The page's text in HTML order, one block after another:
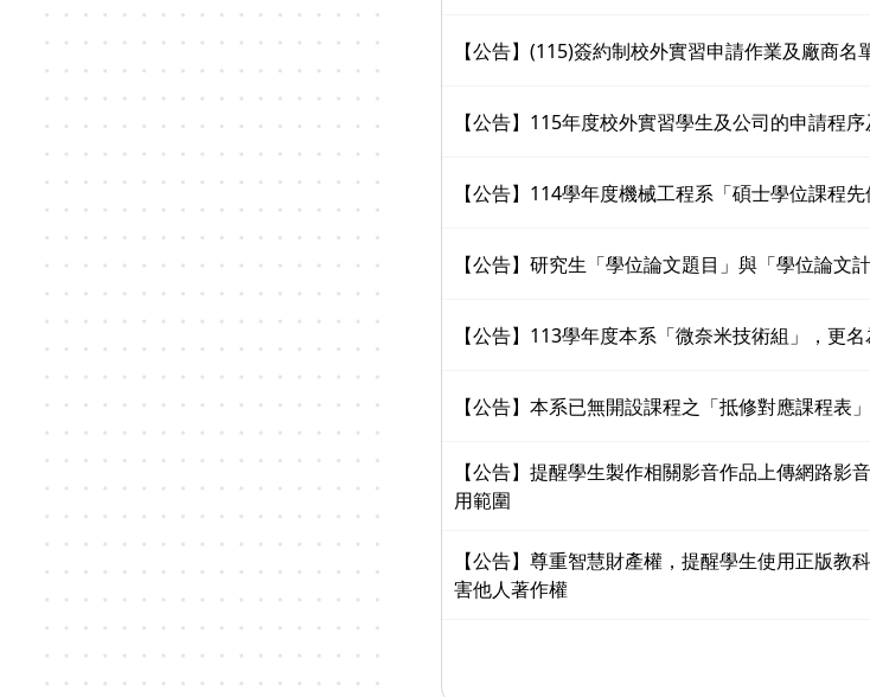
【公告】(115)簽約制校外實習申請作業及廠商名
【公告】115年度校外實習學生及公司的申請程
【公告】114學年度機械工程系「碩士學位課程
【公告】研究生「學位論文題目」與「學位論文
【公告】113學年度本系「微奈米技術組」，更名
【公告】本系已無開設課程之「抵修對應課程表
【公告】提醒學生製作相關影音作品上傳網路
用範圍
【公告】尊重智慧財產權，提醒學生使用正版
害他人著作權